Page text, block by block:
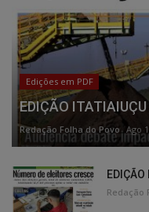
Edições em PDF
EDIÇÃO
Redação Folha do Povo Ago
Redação